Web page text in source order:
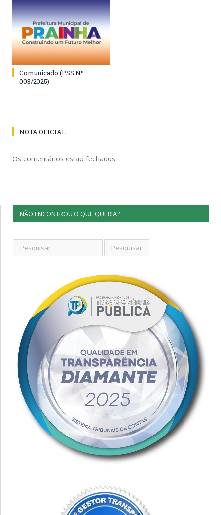
Comunicado (PSS Nº
003/2025)
NOTA OFICIAL
Os comentários estão fechados.
NÃO ENCONTROU O QUE QUERIA?